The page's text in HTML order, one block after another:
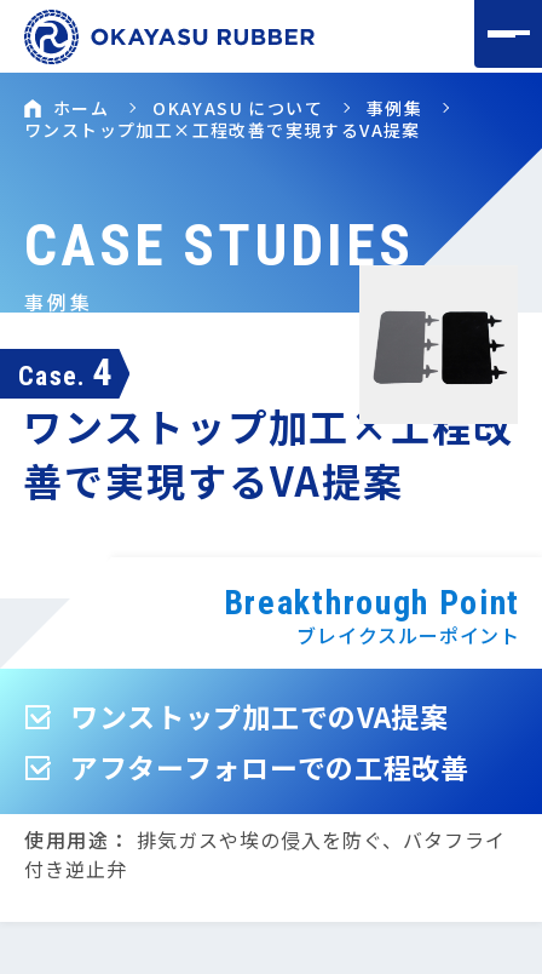
ホーム OKAYASU について
事例集
ワンストップ加工×工程改善で実現するVA提案
CASE STUDIES
事例集
Case. 4
ワンストップ加工×工程改
善で実現するVA提案
Breakthrough Point
ブレイクスルーポイント
ワンストップ加工でのVA提案
アフターフォローでの工程改善
使用用途： 排気ガスや埃の侵入を防ぐ、バタフライ
付き逆止弁